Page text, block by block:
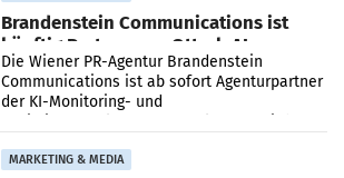
Brandenstein Communications ist
künftig Partner von OtterlyAI
Die Wiener PR-Agentur Brandenstein
Communications ist ab sofort Agenturpartner
der KI-Monitoring- und
MARKETING & MEDIA